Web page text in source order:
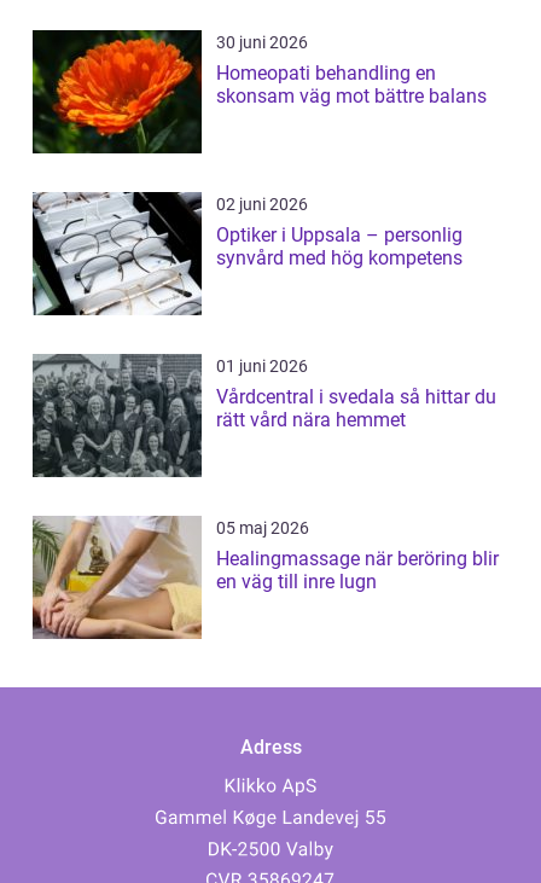
30 juni 2026
Homeopati behandling en
skonsam väg mot bättre balans
02 juni 2026
Optiker i Uppsala – personlig
synvård med hög kompetens
01 juni 2026
Vårdcentral i svedala så hittar du
rätt vård nära hemmet
05 maj 2026
Healingmassage när beröring blir
en väg till inre lugn
Adress